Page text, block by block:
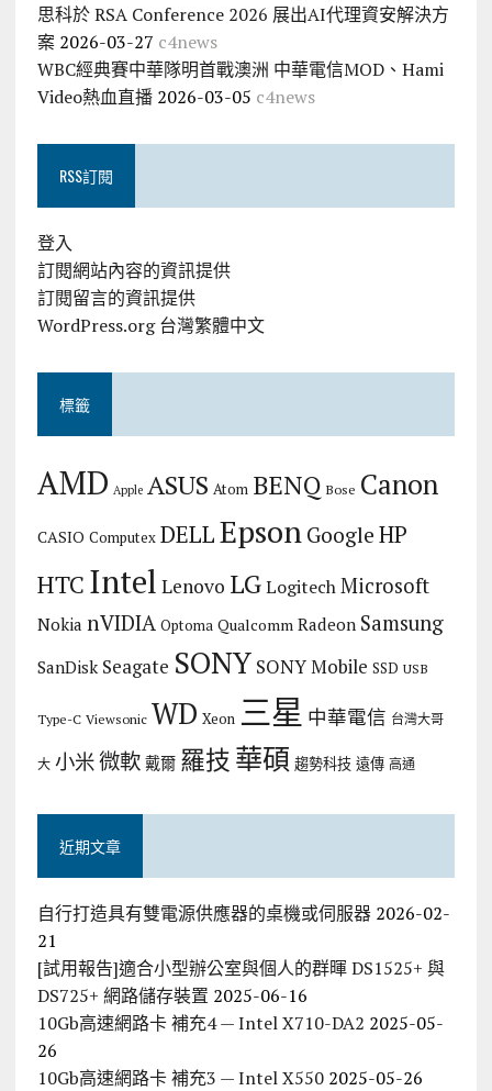
思科於 RSA Conference 2026 展出AI代理資安解決方
案 2026-03-27 c4news
WBC經典賽中華隊明首戰澳洲 中華電信MOD、Hami
Video熱血直播 2026-03-05 c4news
RSS訂閱
登入
訂閱網站內容的資訊提供
訂閱留言的資訊提供
WordPress.org 台灣繁體中文
標籤
AMD Apple ASUS Atom BENQ Bose Canon
CASIO Computex DELLEpson Google HP
HTC Intel Lenovo LG Logitech Microsoft
Nokia nVIDIA Optoma Qualcomm Radeon Samsung
SanDisk Seagate SONY SONY Mobile SSD USB
Type-C Viewsonic WD Xeon 三星 中華電信 台灣大哥
大 小米微軟 戴爾 羅技華碩 趨勢科技 遠傳 高通
近期文章
自行打造具有雙電源供應器的桌機或伺服器 2026-02-
21
[試用報告]適合小型辦公室與個人的群暉 DS1525+ 與
DS725+ 網路儲存裝置 2025-06-16
10Gb高速網路卡 補充4 — Intel X710-DA2 2025-05-
26
10Gb高速網路卡 補充3 — Intel X550 2025-05-26